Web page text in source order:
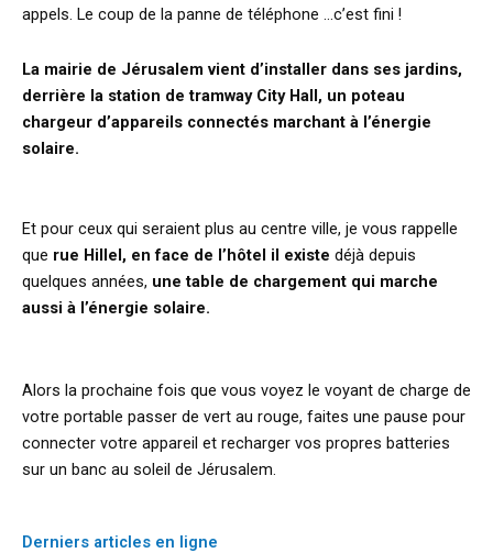
appels. Le coup de la panne de téléphone …c’est fini !
La mairie de Jérusalem vient d’installer dans ses jardins,
derrière la station de tramway City Hall, un poteau
chargeur d’appareils connectés marchant à l’énergie
solaire.
Et pour ceux qui seraient plus au centre ville, je vous rappelle
que rue Hillel, en face de l’hôtel il existe déjà depuis
quelques années, une table de chargement qui marche
aussi à l’énergie solaire.
Alors la prochaine fois que vous voyez le voyant de charge de
votre portable passer de vert au rouge, faites une pause pour
connecter votre appareil et recharger vos propres batteries
sur un banc au soleil de Jérusalem.
Derniers articles en ligne